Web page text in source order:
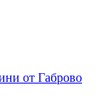
от Габрово